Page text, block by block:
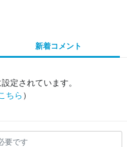
新着コメント
定されています。
ちら ）
要です